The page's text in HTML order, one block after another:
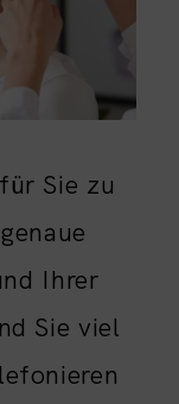
Sie zu
Ihrer
Sie viel